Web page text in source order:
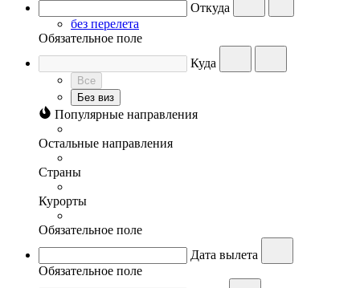
Откуда
без перелета
Обязательное поле
Куда
Все
Без виз
Популярные направления
Остальные направления
Страны
Курорты
Обязательное поле
Дата вылета
Обязательное поле